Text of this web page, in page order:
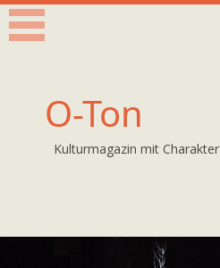
O-Ton
Kulturmagazin mit Charakter